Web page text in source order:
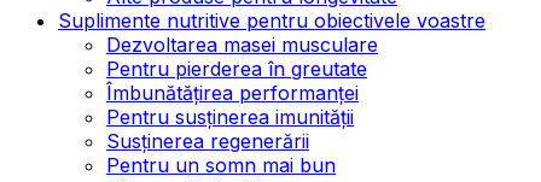
Suplimente nutritive pentru obiectivele voastre
Dezvoltarea masei musculare
Pentru pierderea în greutate
Îmbunătățirea performanței
Pentru susținerea imunității
Susținerea regenerării
Pentru un somn mai bun